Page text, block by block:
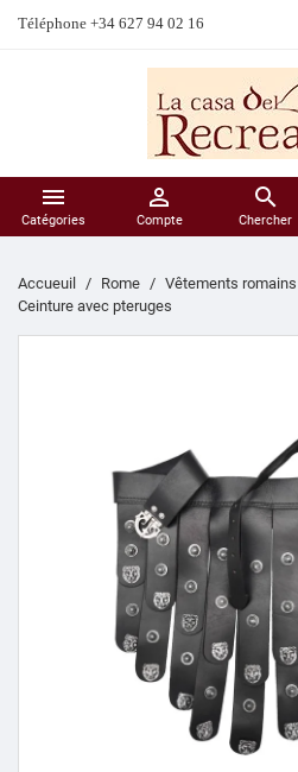
Téléphone +34 627 94 02 16

Catégories

Compte

Chercher
Accueuil Rome Vêtements romains
Ceinture avec pteruges